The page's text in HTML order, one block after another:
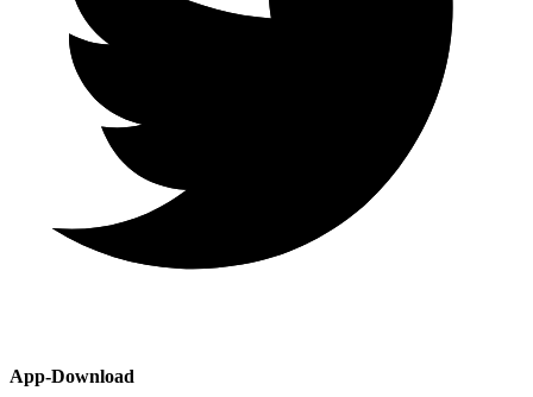
App-Download